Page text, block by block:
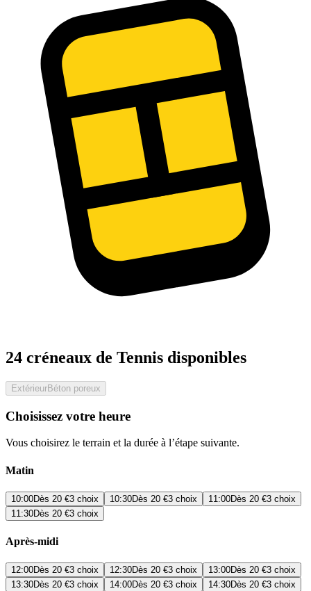
24 créneaux de Tennis disponibles
ExtérieurBéton poreux
Choisissez votre heure
Vous choisirez le terrain et la durée à l’étape suivante.
Matin
10:00Dès 20 €3 choix 10:30Dès 20 €3 choix 11:00Dès 20 €3 choix
11:30Dès 20 €3 choix
Après-midi
12:00Dès 20 €3 choix 12:30Dès 20 €3 choix 13:00Dès 20 €3 choix
13:30Dès 20 €3 choix 14:00Dès 20 €3 choix 14:30Dès 20 €3 choix